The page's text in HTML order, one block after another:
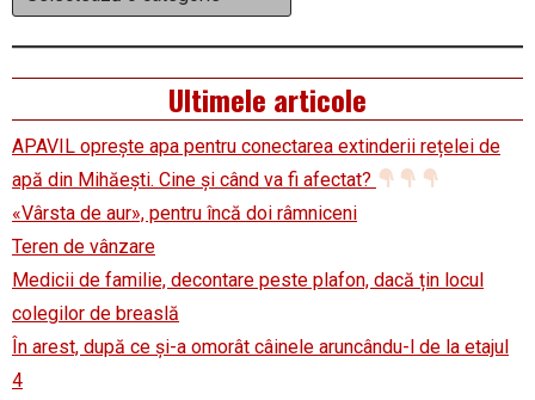
Ultimele articole
APAVIL oprește apa pentru conectarea extinderii rețelei de
apă din Mihăești. Cine și când va fi afectat?
«Vârsta de aur», pentru încă doi râmniceni
Teren de vânzare
Medicii de familie, decontare peste plafon, dacă țin locul
colegilor de breaslă
În arest, după ce și-a omorât câinele aruncându-l de la etajul
4